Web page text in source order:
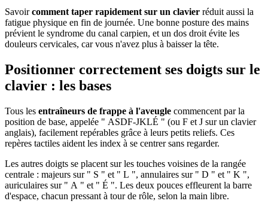
Savoircomment taper rapidement sur un clavier réduit aussi la
fatigue physique en fin de journée. Une bonne posture des mains
prévient le syndrome du canal carpien, et un dos droit évite les
douleurs cervicales, car vous n'avez plus à baisser la tête.
Positionner correctement ses doigts sur le
clavier : les bases
Tous les entraîneurs de frappe à l'aveugle commencent par la
position de base, appelée " ASDF-JKLÉ " (ou F et J sur un clavier
anglais), facilement repérables grâce à leurs petits reliefs. Ces
repères tactiles aident les index à se centrer sans regarder.
Les autres doigts se placent sur les touches voisines de la rangée
centrale : majeurs sur " S " et " L ", annulaires sur " D " et " K ",
auriculaires sur " A " et " É ". Les deux pouces effleurent la barre
d'espace, chacun pressant à tour de rôle, selon la main libre.